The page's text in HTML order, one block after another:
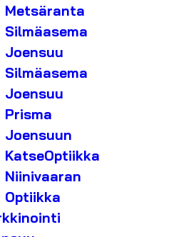
Metsäranta
Silmäasema
Joensuu
Silmäasema
Joensuu
Prisma
Joensuun
KatseOptiikka
Niinivaaran
Optiikka